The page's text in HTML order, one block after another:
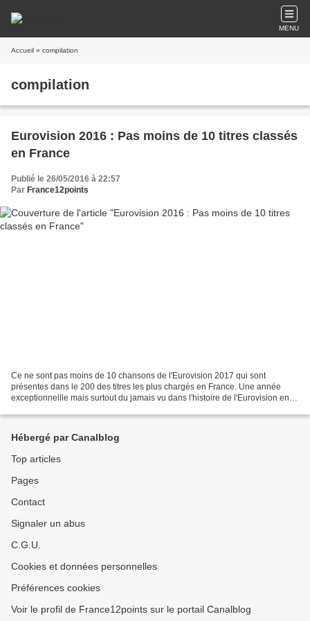
MENU
Accueil » compilation
compilation
Eurovision 2016 : Pas moins de 10 titres classés
en France
Publié le 26/05/2016 à 22:57
Par France12points
Ce ne sont pas moins de 10 chansons de l'Eurovision 2017 qui sont
présentes dans le 200 des titres les plus chargés en France. Une année
exceptionnellle mais surtout du jamais vu dans l'histoire de l'Eurovision en
Hébergé par Canalblog
Top articles
Pages
Contact
Signaler un abus
C.G.U.
Cookies et données personnelles
Préférences cookies
Voir le profil de France12points sur le portail Canalblog